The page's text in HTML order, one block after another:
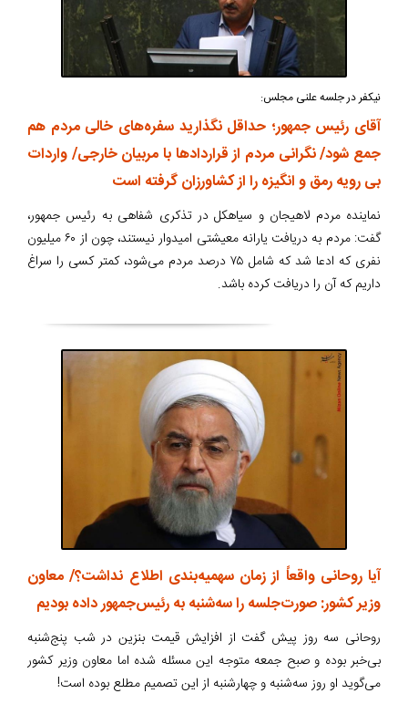
نیکفر در جلسه علنی مجلس:
آقای رئیس جمهور؛ حداقل نگذارید سفره‌های خالی مردم هم
جمع شود/ نگرانی مردم از قراردادها با مربیان خارجی/ واردات
بی رویه رمق و انگیزه را از کشاورزان گرفته است
نماینده مردم لاهیجان و سیاهکل در تذکری شفاهی به رئیس جمهور،
گفت: مردم به دریافت یارانه معیشتی امیدوار نیستند، چون از ۶۰ میلیون
نفری که ادعا شد که شامل ۷۵ درصد مردم می‌شود، کمتر کسی را سراغ
داریم که آن را دریافت کرده باشد.
آیا روحانی واقعاً از زمان سهمیه‌بندی اطلاع نداشت؟/ معاون
وزیر کشور: صورت‌جلسه را سه‌شنبه به رئیس‌جمهور داده بودیم
روحانی سه روز پیش گفت از افزایش قیمت بنزین در شب پنج‌شنبه
بی‌خبر بوده و صبح جمعه متوجه این مسئله شده اما معاون وزیر کشور
می‌گوید او روز سه‌شنبه و چهارشنبه از این تصمیم مطلع بوده است!